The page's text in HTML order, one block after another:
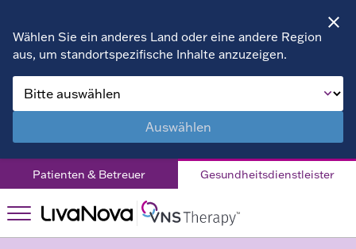
Wählen Sie ein anderes Land oder eine andere Region
aus, um standortspezifische Inhalte anzuzeigen.
Auswählen
Patienten & Betreuer Gesundheitsdienstleister
Produkte
Programmiergerät
& Zubehör
SenTiva™
FAQs
VNS
VNS Therapy™
Erwachsene
Kontaktieren Sie